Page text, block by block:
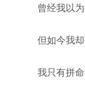
曾经我以
但如今我
我只有拼